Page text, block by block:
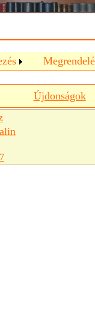
Újdonságok